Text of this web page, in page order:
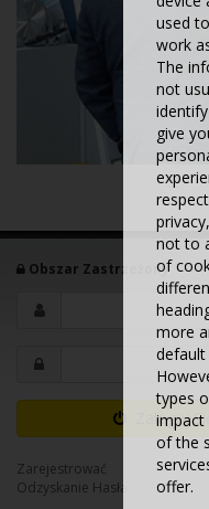
Obszar Zastrzeżony
Zaloguj
Zarejestrować
Odzyskanie Hasła
used
work
The
not
give
not to
of
more
default
types
impact
of the
offer.